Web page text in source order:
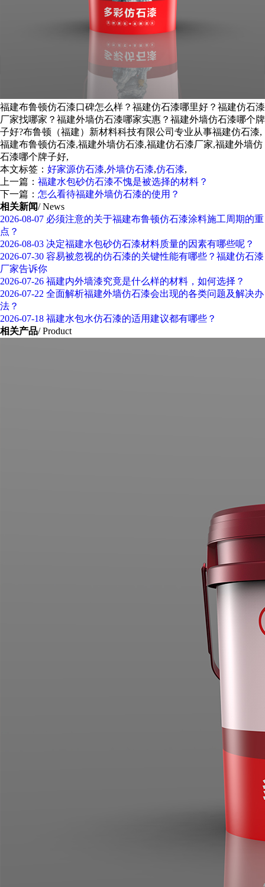
福建布鲁顿仿石漆口碑怎么样？福建仿石漆哪里好？福建仿石漆
厂家找哪家？福建外墙仿石漆哪家实惠？福建外墙仿石漆哪个牌
子好?布鲁顿（福建）新材料科技有限公司专业从事福建仿石漆,
福建布鲁顿仿石漆,福建外墙仿石漆,福建仿石漆厂家,福建外墙仿
石漆哪个牌子好,
本文标签： 好家源仿石漆,外墙仿石漆,仿石漆,
上一篇： 福建水包砂仿石漆不愧是被选择的材料？
下一篇： 怎么看待福建外墙仿石漆的使用？
相关新闻/ News
2026-08-07 必须注意的关于福建布鲁顿仿石漆涂料施工周期的重
点？
2026-08-03 决定福建水包砂仿石漆材料质量的因素有哪些呢？
2026-07-30 容易被忽视的仿石漆的关键性能有哪些？福建仿石漆
厂家告诉你
2026-07-26 福建内外墙漆究竟是什么样的材料，如何选择？
2026-07-22 全面解析福建外墙仿石漆会出现的各类问题及解决办
法？
2026-07-18 福建水包水仿石漆的适用建议都有哪些？
相关产品/ Product